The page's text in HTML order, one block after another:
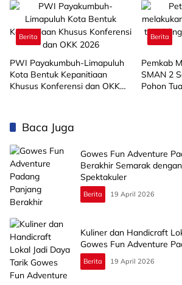
Berita
PWI Payakumbuh-Limapuluh
Kota Bentuk Kepanitiaan
Khusus Konferensi dan OKK
Berita
Pemkab
SMAN 2
Pohon
Baca Juga
Gowes Fun Adventure
Berakhir Semarak
Spektakuler
Berita 19 April 2026
Kuliner dan Handicraft
Gowes Fun Adventure
Berita 19 April 2026